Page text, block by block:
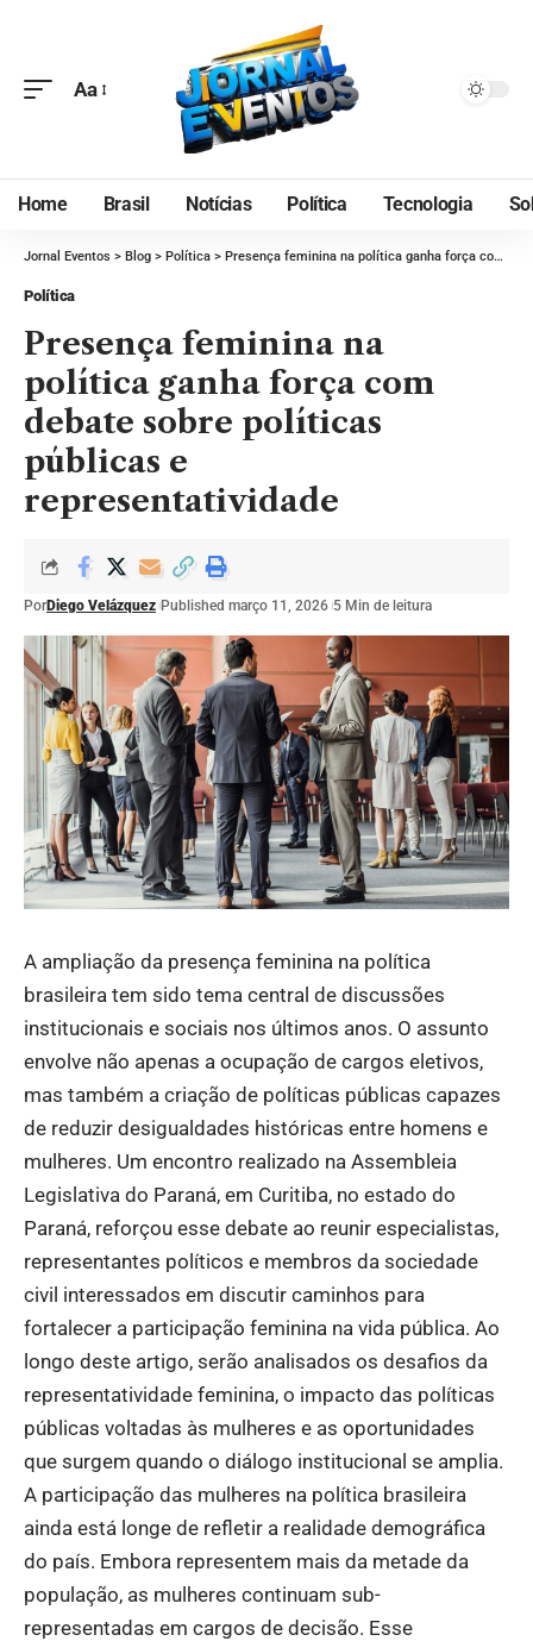
Aa
Home Brasil Notícias Política Tecnologia
Jornal Eventos > Blog > Política > Presença feminina na política ganha força com debate sobre políticas públicas e representatividade
Política
Presença feminina na
política ganha força com
debate sobre políticas
públicas e
representatividade
PorDiego Velázquez Published março 11, 2026 5 Min de leitura
A ampliação da presença feminina na política
brasileira tem sido tema central de discussões
institucionais e sociais nos últimos anos. O assunto
envolve não apenas a ocupação de cargos eletivos,
mas também a criação de políticas públicas capazes
de reduzir desigualdades históricas entre homens e
mulheres. Um encontro realizado na Assembleia
Legislativa do Paraná, em Curitiba, no estado do
Paraná, reforçou esse debate ao reunir especialistas,
representantes políticos e membros da sociedade
civil interessados em discutir caminhos para
fortalecer a participação feminina na vida pública. Ao
longo deste artigo, serão analisados os desafios da
representatividade feminina, o impacto das políticas
públicas voltadas às mulheres e as oportunidades
que surgem quando o diálogo institucional se amplia.
A participação das mulheres na política brasileira
ainda está longe de refletir a realidade demográfica
do país. Embora representem mais da metade da
população, as mulheres continuam sub-
representadas em cargos de decisão. Esse